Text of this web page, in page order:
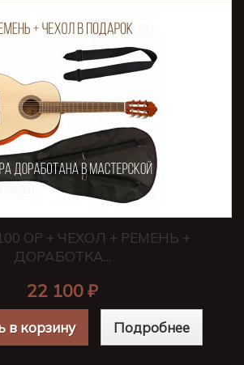
OP + ЧЕХОЛ + РЕМЕНЬ +
ДОРАБОТКА...
22 100 ₽
в корзину Подробнее